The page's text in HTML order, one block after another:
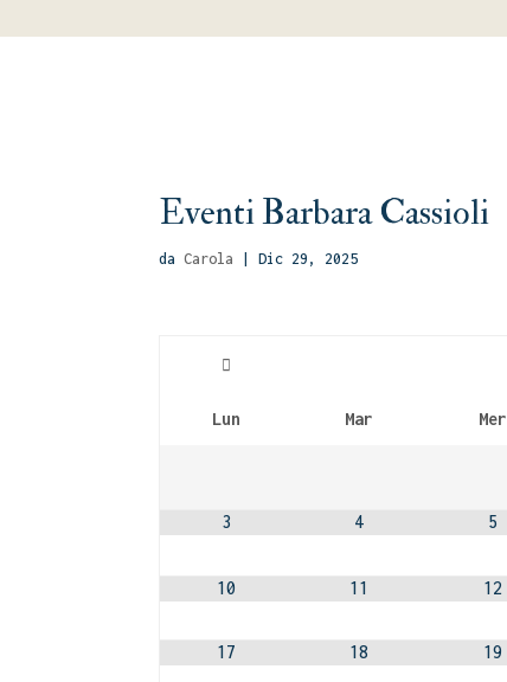
Eventi Barbara Cassioli
daCarola |Dic 29, 2025
Lun Mar Mer
3 4 5
10 11 12
17 18 19